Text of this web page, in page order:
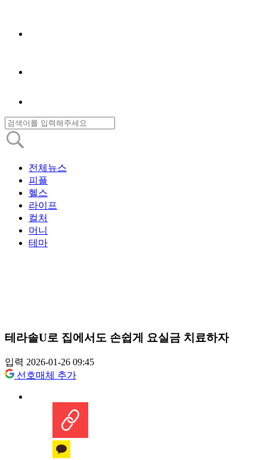
전체뉴스
피플
헬스
라이프
컬처
머니
테마
테라솔U로 집에서도 손쉽게 요실금 치료하자
입력 2026-01-26 09:45
선호매체 추가